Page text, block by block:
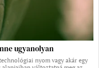
ugyanolyan
nyom vagy akár egy